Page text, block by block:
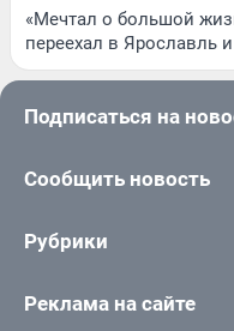
«Мечтал о большой
переехал в Ярославль
Подписаться на
Сообщить новость
Рубрики
Реклама на сайте